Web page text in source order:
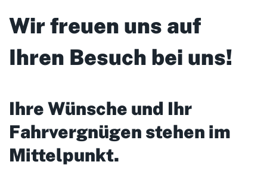
Wir freuen uns auf
Ihren Besuch bei uns!
Ihre Wünsche und Ihr
Fahrvergnügen stehen im
Mittelpunkt.